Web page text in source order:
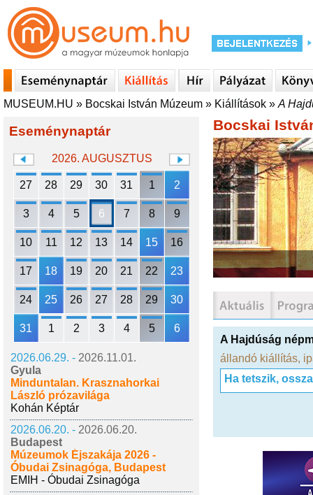
MUSEUM.HU » Bocskai István Múzeum » Kiállítások » A
Eseménynaptár
2026. AUGUSZTUS
27 28 29 30 31 1 2
3 4 5 6 7 8 9
10 11 12 13 14 15 16
17 18 19 20 21 22 23
24 25 26 27 28 29 30
31 1 2 3 4 5 6
2026.06.29. - 2026.11.01.
Gyula
Minduntalan. Krasznahorkai
László prózavilága
Kohán Képtár
2026.06.20. - 2026.06.20.
Budapest
Múzeumok Éjszakája 2026 -
Óbudai Zsinagóga, Budapest
EMIH - Óbudai Zsinagóga
Bocskai
A Hajdúság
állandó kiállítás,
Ha tetszik,